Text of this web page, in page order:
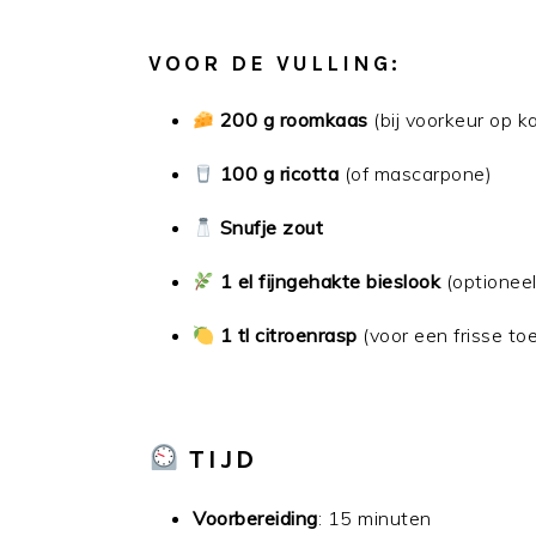
VOOR DE VULLING:
200 g roomkaas (bij voorkeur op
100 g ricotta (of mascarpone)
Snufje zout
1 el fijngehakte bieslook
1 tl citroenrasp (voor een frisse
TIJD
Voorbereiding: 15 minuten